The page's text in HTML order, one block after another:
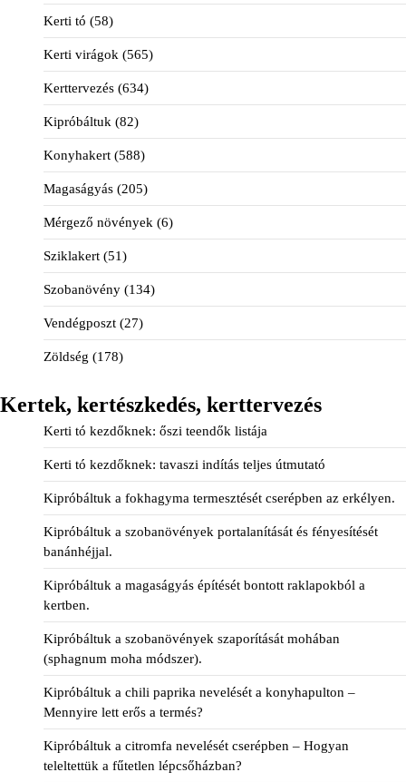
Kerti tó (58)
Kerti virágok (565)
Kerttervezés (634)
Kipróbáltuk (82)
Konyhakert (588)
Magaságyás (205)
Mérgező növények (6)
Sziklakert (51)
Szobanövény (134)
Vendégposzt (27)
Zöldség (178)
Kertek, kertészkedés, kerttervezés
Kerti tó kezdőknek: őszi teendők listája
Kerti tó kezdőknek: tavaszi indítás teljes útmutató
Kipróbáltuk a fokhagyma termesztését cserépben az erkélyen.
Kipróbáltuk a szobanövények portalanítását és fényesítését
banánhéjjal.
Kipróbáltuk a magaságyás építését bontott raklapokból a
kertben.
Kipróbáltuk a szobanövények szaporítását mohában
(sphagnum moha módszer).
Kipróbáltuk a chili paprika nevelését a konyhapulton –
Mennyire lett erős a termés?
Kipróbáltuk a citromfa nevelését cserépben – Hogyan
teleltettük a fűtetlen lépcsőházban?